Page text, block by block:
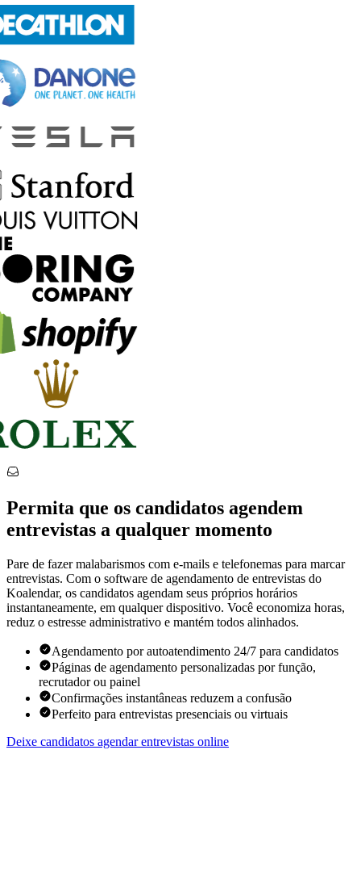
Permita que os candidatos agendem
entrevistas a qualquer momento
Pare de fazer malabarismos com e-mails e telefonemas para marcar
entrevistas. Com o software de agendamento de entrevistas do
Koalendar, os candidatos agendam seus próprios horários
instantaneamente, em qualquer dispositivo. Você economiza horas,
reduz o estresse administrativo e mantém todos alinhados.
Agendamento por autoatendimento 24/7 para candidatos
Páginas de agendamento personalizadas por função,
recrutador ou painel
Confirmações instantâneas reduzem a confusão
Perfeito para entrevistas presenciais ou virtuais
Deixe candidatos agendar entrevistas online